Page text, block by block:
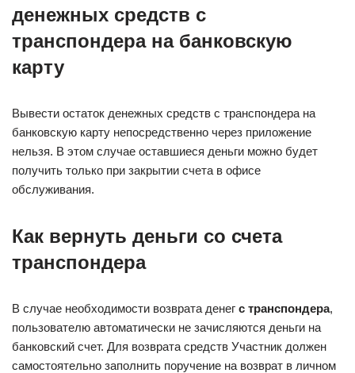
денежных средств с
транспондера на банковскую
карту
Вывести остаток денежных средств с транспондера на
банковскую карту непосредственно через приложение
нельзя. В этом случае оставшиеся деньги можно будет
получить только при закрытии счета в офисе
обслуживания.
Как вернуть деньги со счета
транспондера
В случае необходимости возврата денег с транспондера,
пользователю автоматически не зачисляются деньги на
банковский счет. Для возврата средств Участник должен
самостоятельно заполнить поручение на возврат в личном